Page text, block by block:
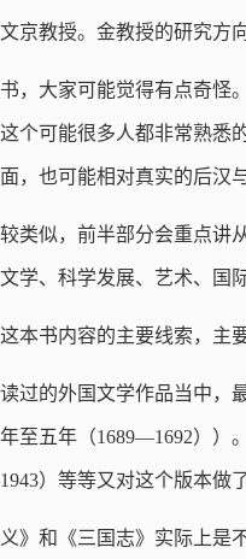
京教授。金教授的研究方
，大家可能觉得有点奇
个可能很多人都非常熟
，也可能相对真实的后汉
类似，前半部分会重点
学、科学发展、艺术、国
本书内容的主要线索，主
过的外国文学作品当中，
至五年（1689—1692）
）等等又对这个版本做
》和《三国志》实际上是